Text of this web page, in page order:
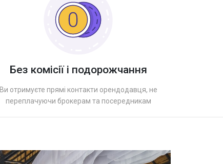
Без комісії і подорожчання
Ви отримуєте прямі контакти орендодавця, не
переплачуючи брокерам та посередникам